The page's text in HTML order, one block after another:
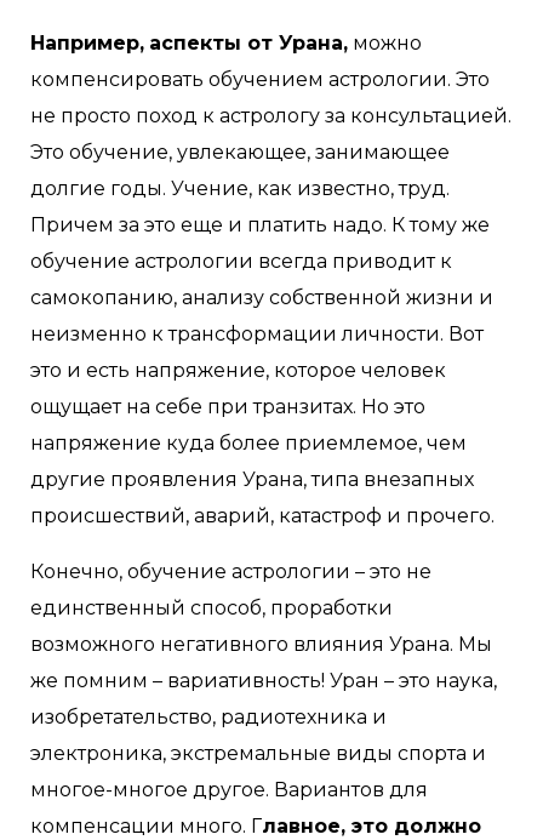
Например, аспекты от Урана, можно
компенсировать обучением астрологии. Это
не просто поход к астрологу за консультацией.
Это обучение, увлекающее, занимающее
долгие годы. Учение, как известно, труд.
Причем за это еще и платить надо. К тому же
обучение астрологии всегда приводит к
самокопанию, анализу собственной жизни и
неизменно к трансформации личности. Вот
это и есть напряжение, которое человек
ощущает на себе при транзитах. Но это
напряжение куда более приемлемое, чем
другие проявления Урана, типа внезапных
происшествий, аварий, катастроф и прочего.
Конечно, обучение астрологии – это не
единственный способ, проработки
возможного негативного влияния Урана. Мы
же помним – вариативность! Уран – это наука,
изобретательство, радиотехника и
электроника, экстремальные виды спорта и
многое-многое другое. Вариантов для
компенсации много. Главное, это должно